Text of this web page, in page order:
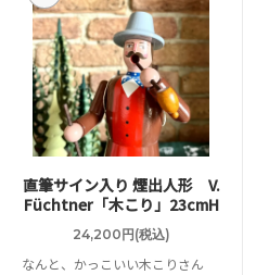
直筆サイン入り 煙出人形 V.
Füchtner「木こり」23cmH
24,200円(税込)
なんと、かっこいい木こりさん